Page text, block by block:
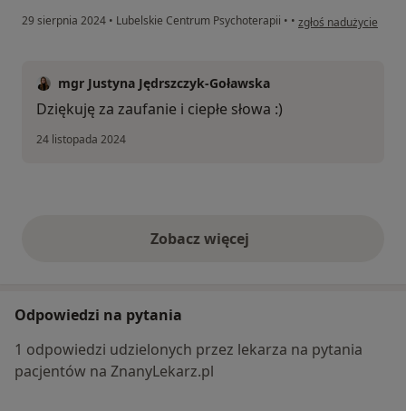
29 sierpnia 2024 • Lubelskie Centrum Psychoterapii • • w opinii użytkownika
zgłoś nadużycie
mgr Justyna Jędrszczyk-Goławska
Dziękuję za zaufanie i ciepłe słowa :)
24 listopada 2024
Zobacz więcejopinie powyżej
Odpowiedzi na pytania
1 odpowiedzi udzielonych przez lekarza na pytania
pacjentów na ZnanyLekarz.pl